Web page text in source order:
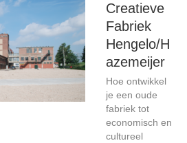
Creatieve
Fabriek
Hengelo/H
azemeijer
Hoe ontwikkel
je een oude
fabriek tot
economisch en
cultureel